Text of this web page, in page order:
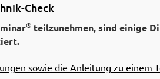
Check
® teilzunehmen, sind einige
sowie die Anleitung zu einem